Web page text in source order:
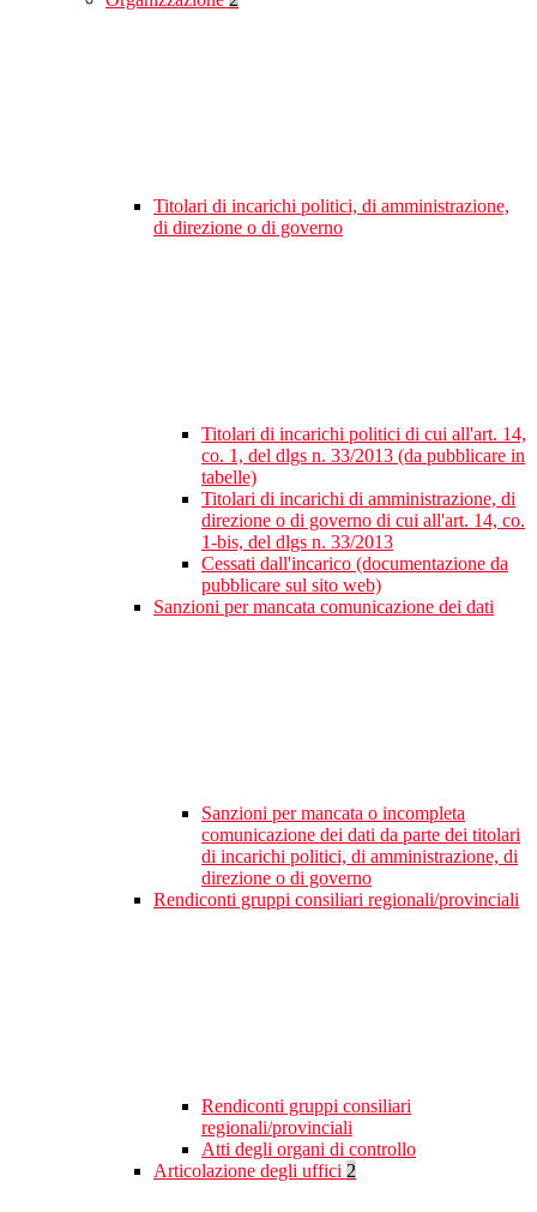
Titolari di incarichi politici, di amministrazione,
di direzione o di governo
Titolari di incarichi politici di cui all'art. 14,
co. 1, del dlgs n. 33/2013 (da pubblicare in
tabelle)
Titolari di incarichi di amministrazione, di
direzione o di governo di cui all'art. 14, co.
1-bis, del dlgs n. 33/2013
Cessati dall'incarico (documentazione da
pubblicare sul sito web)
Sanzioni per mancata comunicazione dei dati
Sanzioni per mancata o incompleta
comunicazione dei dati da parte dei titolari
di incarichi politici, di amministrazione, di
direzione o di governo
Rendiconti gruppi consiliari regionali/provinciali
Rendiconti gruppi consiliari
regionali/provinciali
Atti degli organi di controllo
Articolazione degli uffici 2